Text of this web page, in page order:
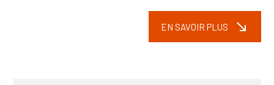
EN SAVOIR PLUS south_east